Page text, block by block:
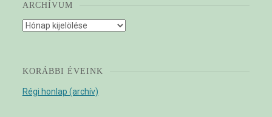
ARCHÍVUM
Archívum
KORÁBBI ÉVEINK
Régi honlap (archív)